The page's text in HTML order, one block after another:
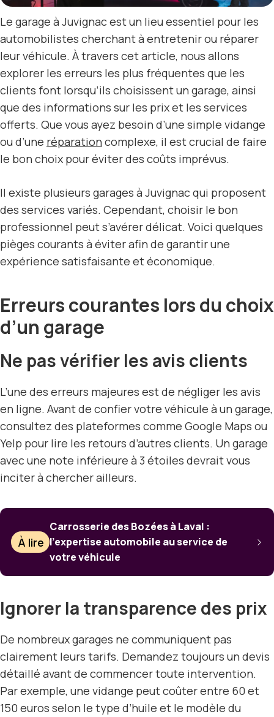
Le garage à Juvignac est un lieu essentiel pour les
automobilistes cherchant à entretenir ou réparer
leur véhicule. À travers cet article, nous allons
explorer les erreurs les plus fréquentes que les
clients font lorsqu’ils choisissent un garage, ainsi
que des informations sur les prix et les services
offerts. Que vous ayez besoin d’une simple vidange
ou d’une réparation complexe, il est crucial de faire
le bon choix pour éviter des coûts imprévus.
Il existe plusieurs garages à Juvignac qui proposent
des services variés. Cependant, choisir le bon
professionnel peut s’avérer délicat. Voici quelques
pièges courants à éviter afin de garantir une
expérience satisfaisante et économique.
Erreurs courantes lors du choix
d’un garage
Ne pas vérifier les avis clients
L’une des erreurs majeures est de négliger les avis
en ligne. Avant de confier votre véhicule à un garage,
consultez des plateformes comme Google Maps ou
Yelp pour lire les retours d’autres clients. Un garage
avec une note inférieure à 3 étoiles devrait vous
inciter à chercher ailleurs.
À lire
Carrosserie des Bozées à Laval :
l’expertise automobile au service de
votre véhicule
Ignorer la transparence des prix
De nombreux garages ne communiquent pas
clairement leurs tarifs. Demandez toujours un devis
détaillé avant de commencer toute intervention.
Par exemple, une vidange peut coûter entre 60 et
150 euros selon le type d’huile et le modèle du